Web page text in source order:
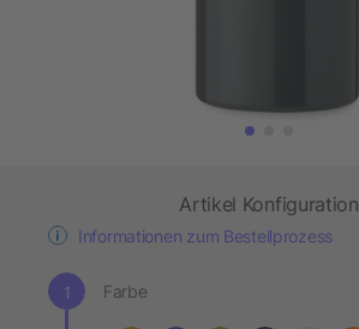
Artikel Konfiguration
Informationen zum Bestellprozess
Farbe